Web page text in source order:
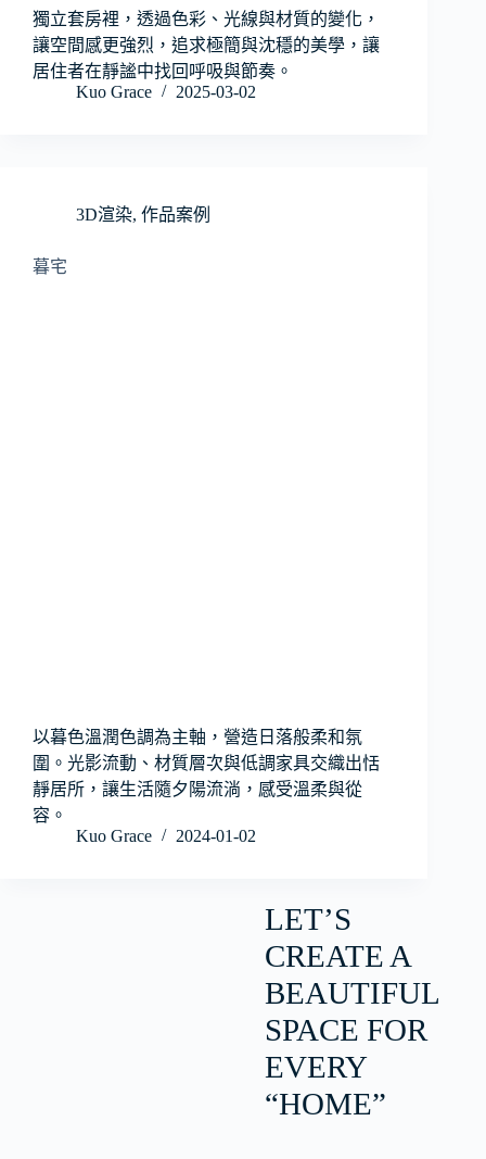
獨立套房裡，透過色彩、光線與材質的變化，
讓空間感更強烈，追求極簡與沈穩的美學，讓
居住者在靜謐中找回呼吸與節奏。
Kuo Grace
2025-03-02
3D渲染, 作品案例
暮宅
以暮色溫潤色調為主軸，營造日落般柔和氛
圍。光影流動、材質層次與低調家具交織出恬
靜居所，讓生活隨夕陽流淌，感受溫柔與從
容。
Kuo Grace
2024-01-02
LET’S
CREATE A
BEAUTIFUL
SPACE FOR
EVERY
“HOME”